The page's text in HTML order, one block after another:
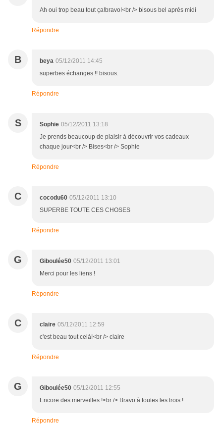
Ah oui trop beau tout ça!bravo!<br /> bisous bel aprés midi
Répondre
B beya 05/12/2011 14:45
superbes échanges !! bisous.
Répondre
S Sophie 05/12/2011 13:18
Je prends beaucoup de plaisir à découvrir vos cadeaux
chaque jour<br /> Bises<br /> Sophie
Répondre
C cocodu60 05/12/2011 13:10
SUPERBE TOUTE CES CHOSES
Répondre
G Giboulée50 05/12/2011 13:01
Merci pour les liens !
Répondre
C claire 05/12/2011 12:59
c'est beau tout celà!<br /> claire
Répondre
G Giboulée50 05/12/2011 12:55
Encore des merveilles !<br /> Bravo à toutes les trois !
Répondre